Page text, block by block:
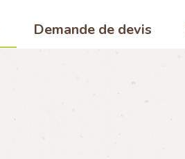
Demande de devis